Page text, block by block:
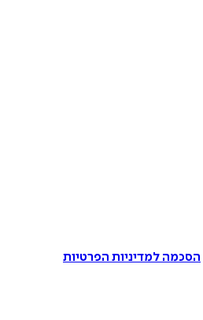
הסכמה למדיניות הפרטיות